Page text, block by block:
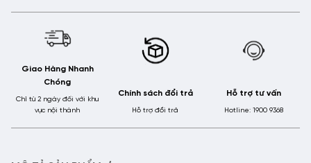
HMK
GN9249
Giao Hàng Nhanh
Chóng
Chỉ từ 2 ngày đối với khu
vực nội thành
Chính sách đổi trả
Hỗ trợ đổi trả
Hỗ trợ tư vấn
Hotline: 1900 9368